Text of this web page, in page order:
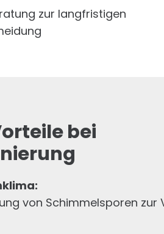
zur langfristigen
bei
von Schimmelsporen zur